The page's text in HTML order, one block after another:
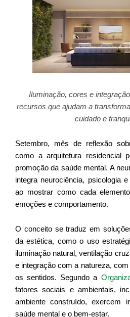
Iluminação, cores e
recursos que ajudam a
cuidado e
Setembro, mês de reflexão
como a arquitetura residencial
promoção da saúde mental. A
integra neurociência, psicologia
ao mostrar como cada
emoções e comportamento.
O conceito se traduz em
da estética, como o uso
iluminação natural, ventilação
e integração com a natureza,
os sentidos. Segundo a
fatores sociais e ambientais,
ambiente construído, exercem
saúde mental e o bem-estar.